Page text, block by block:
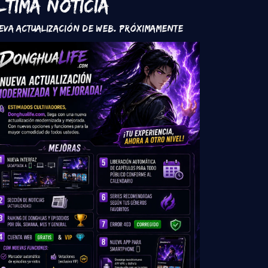
Noticia
Actualización de Web. Próximamente